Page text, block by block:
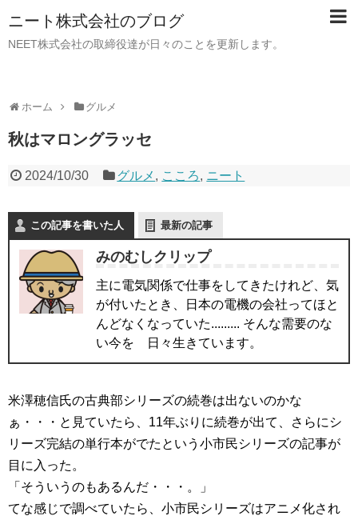
ニート株式会社のブログ
NEET株式会社の取締役達が日々のことを更新します。
ホーム グルメ
秋はマロングラッセ
2024/10/30 グルメ , こころ, ニート
この記事を書いた人 最新の記事
みのむしクリップ
主に電気関係で仕事をしてきたけれど、気
が付いたとき、日本の電機の会社ってほと
んどなくなっていた......... そんな需要のな
い今を 日々生きています。
米澤穂信氏の古典部シリーズの続巻は出ないのかな
ぁ・・・と見ていたら、11年ぶりに続巻が出て、さらにシ
リーズ完結の単行本がでたという小市民シリーズの記事が
目に入った。
「そういうのもあるんだ・・・。」
てな感じで調べていたら、小市民シリーズはアニメ化され